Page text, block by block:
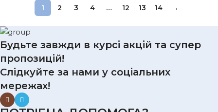
1 2 3 4 … 12 13 14 →
Будьте завжди в курсі акцій та супер
пропозицій!
Слідкуйте за нами у соціальних
мережах!